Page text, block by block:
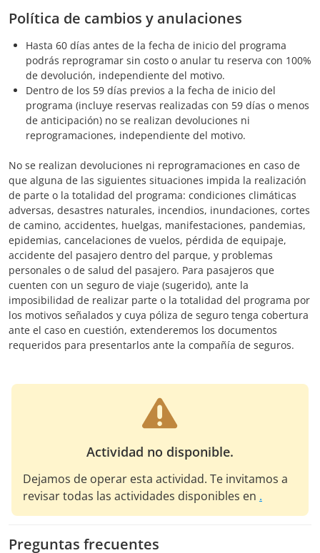
Política de cambios y anulaciones
Hasta 60 días antes de la fecha de inicio del programa
podrás reprogramar sin costo o anular tu reserva con 100%
de devolución, independiente del motivo.
​Dentro de los 59 días previos a la fecha de inicio del
programa (incluye reservas realizadas con 59 días o menos
de anticipación) no se realizan devoluciones ni
reprogramaciones, independiente del motivo.
No se realizan devoluciones ni reprogramaciones en caso de
que alguna de las siguientes situaciones impida la realización
de parte o la totalidad del programa: condiciones climáticas
adversas, desastres naturales, incendios, inundaciones, cortes
de camino, accidentes, huelgas, manifestaciones, pandemias,
epidemias, cancelaciones de vuelos, pérdida de equipaje,
accidente del pasajero dentro del parque, y problemas
personales o de salud del pasajero. Para pasajeros que
cuenten con un seguro de viaje (sugerido), ante la
imposibilidad de realizar parte o la totalidad del programa por
los motivos señalados y cuya póliza de seguro tenga cobertura
ante el caso en cuestión, extenderemos los documentos
requeridos para presentarlos ante la compañía de seguros.
Actividad no disponible.
Dejamos de operar esta actividad. Te invitamos a
revisar todas las actividades disponibles en .
Preguntas frecuentes